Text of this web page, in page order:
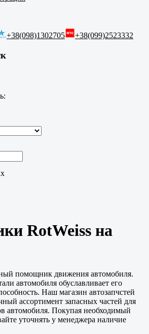
+38(098)1302705 +38(099)2523332
RotWeiss на
помощник движения автомобиля.
автомобиля обуславливает его
Наш магазин автозапчстей
ассортимент запасных частей для
автомобиля. Покупая необходимый
уточнять у менеджера наличие